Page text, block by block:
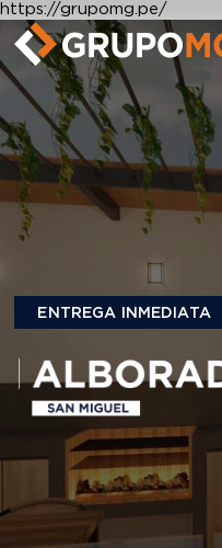
https://grupomg.pe/
ENTREGA INMEDIATA